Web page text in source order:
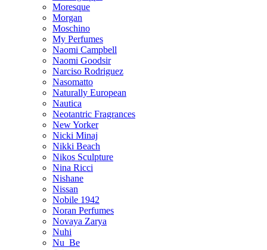
Moresque
Morgan
Moschino
My Perfumes
Naomi Campbell
Naomi Goodsir
Narciso Rodriguez
Nasomatto
Naturally European
Nautica
Neotantric Fragrances
New Yorker
Nicki Minaj
Nikki Beach
Nikos Sculpture
Nina Ricci
Nishane
Nissan
Nobile 1942
Noran Perfumes
Novaya Zarya
Nuhi
Nu_Be